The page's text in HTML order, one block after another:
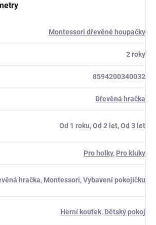
Montessori dřevěné houpačky
2 roky
8594200340032
Dřevěná hračka
Od 1 roku, Od 2 let, Od 3 let
Pro holky, Pro kluky
hračka, Montessori, Vybavení pokojíčku
Herní koutek, Dětský pokoj